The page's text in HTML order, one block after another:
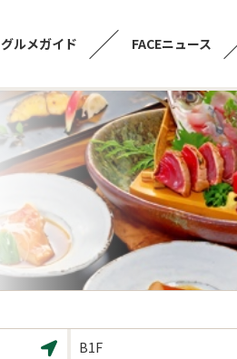
グルメガイド FACEニュース
B1F